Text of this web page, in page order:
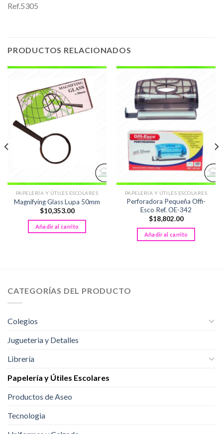
Ref.5305
PRODUCTOS RELACIONADOS
PAPELERÍA Y ÚTILES ESCOLARES
Magnifying Glass Lupa 50mm
$10,353.00
Añadir al carrito
PAPELERÍA Y ÚTILES ESCOLARES
Perforadora Pequeña Offi-
Esco Ref. OE-342
$18,802.00
Añadir al carrito
CATEGORÍAS DEL PRODUCTO
Colegios
Jugueteria y Detalles
Librería
Papelería y Útiles Escolares
Productos de Aseo
Tecnologia